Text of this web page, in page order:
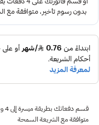
متوافقة مع الشريعة السمحة